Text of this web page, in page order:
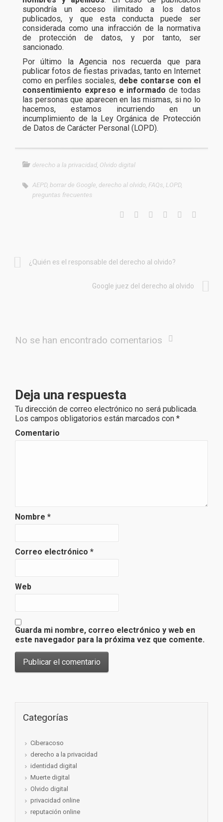
supondría un acceso ilimitado a los datos
publicados, y que esta conducta puede ser
considerada como una infracción de la normativa
de protección de datos, y por tanto, ser
sancionado.
Por último la Agencia nos recuerda que para
publicar fotos de fiestas privadas, tanto en Internet
como en perfiles sociales, debe contarse con el
consentimiento expreso e informado de todas
las personas que aparecen en las mismas, si no lo
hacemos, estamos incurriendo en un
incumplimiento de la Ley Orgánica de Protección
de Datos de Carácter Personal (LOPD).
derecho a la privacidad, Olvido digital
AEPD, borrar de Google, derecho al olvido, FAQs, LOPD,
preguntas frecuentes
¿Quién es el responsable del derecho al olvido?
Google juez del derecho al olvido
No se han encontrado comentarios
Deja una respuesta
Tu dirección de correo electrónico no será publicada.
Los campos obligatorios están marcados con *
Comentario
Nombre *
Correo electrónico *
Web
Guarda mi nombre, correo electrónico y web en
este navegador para la próxima vez que comente.
Categorías
Ciberacoso
derecho a la privacidad
identidad digital
Muerte digital
Olvido digital
privacidad online
reputación online